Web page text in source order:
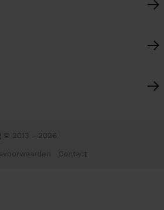
© 2013 - 2026
Contact